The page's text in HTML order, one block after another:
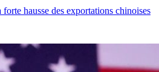
hausse des exportations chinoises